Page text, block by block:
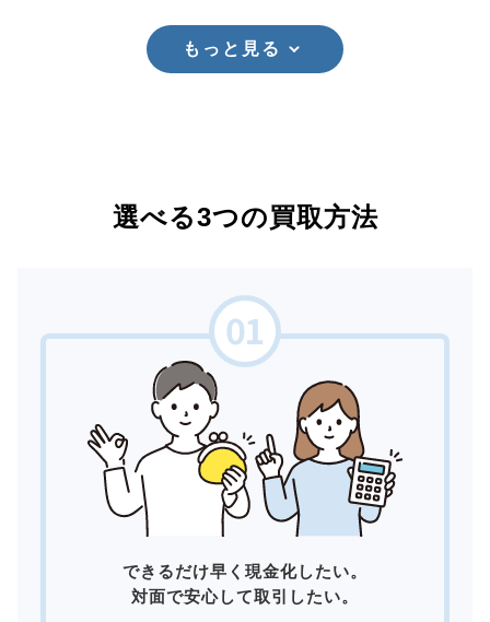
もっと見る
選べる3つの買取方法
できるだけ早く現金化したい。
対面で安心して取引したい。